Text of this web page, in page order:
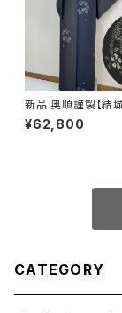
新品 奥順謹製【結
上り おく玉 正絹
8
¥62,800
CATEGORY